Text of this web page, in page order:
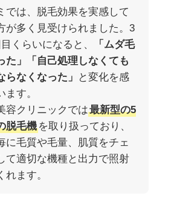
では、脱毛効果を実感して
が多く見受けられました。3
くらいになると、
「ムダ毛
た」「自己処理しなくても
らなくなった」
と変化を感
ます。
容クリニックでは最新型の5
脱毛機を取り扱っており、
に毛質や毛量、肌質をチェ
て適切な機種と出力で照射
れます。